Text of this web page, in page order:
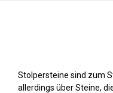
Stolpersteine sind zum
allerdings über Steine,